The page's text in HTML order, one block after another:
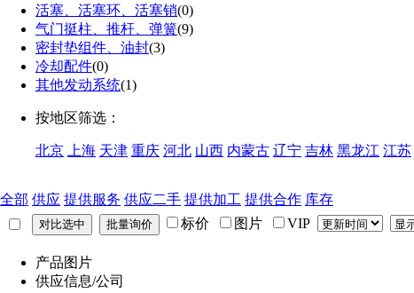
活塞、活塞环、活塞销(0)
气门挺柱、推杆、弹簧(9)
密封垫组件、油封(3)
冷却配件(0)
其他发动系统(1)
按地区筛选：
北京 上海 天津 重庆 河北 山西 内蒙古 辽宁 吉林 黑龙江 江苏
全部 供应 提供服务 供应二手 提供加工 提供合作 库存
标价
图片 VIP
产品图片
供应信息/公司